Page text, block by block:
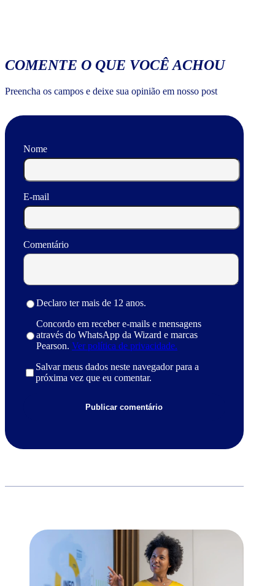
COMENTE O QUE VOCÊ ACHOU
Preencha os campos e deixe sua opinião em nosso post
Nome
E-mail
Comentário
Declaro ter mais de 12 anos.
Concordo em receber e-mails e mensagens
através do WhatsApp da Wizard e marcas
Pearson. Ver política de privacidade.
Salvar meus dados neste navegador para a
próxima vez que eu comentar.